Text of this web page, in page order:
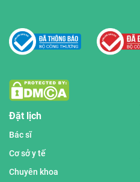
Đặt lịch
Bác sĩ
Cơ sở y tế
Chuyên khoa